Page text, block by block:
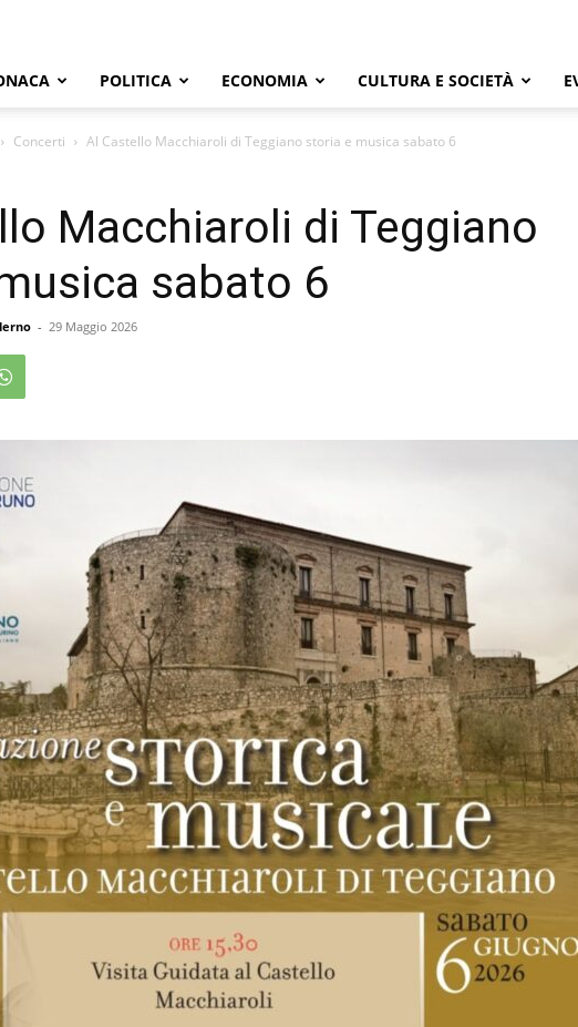
POLITICA ECONOMIA CULTURA E SOCIETÀ
Concerti Al Castello Macchiaroli di Teggiano storia e musica sabato 6
Macchiaroli di Teggiano
sabato 6
- 29 Maggio 2026